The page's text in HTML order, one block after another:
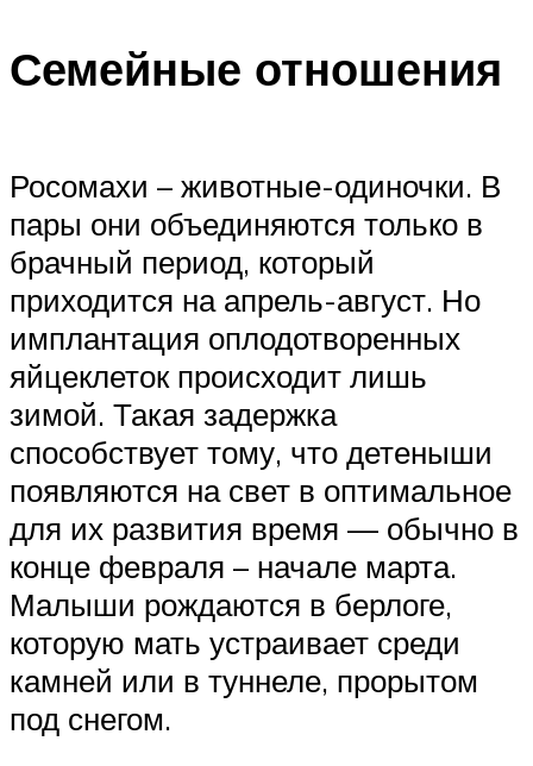
Семейные отношения
Росомахи – животные-одиночки. В
пары они объединяются только в
брачный период, который
приходится на апрель-август. Но
имплантация оплодотворенных
яйцеклеток происходит лишь
зимой. Такая задержка
способствует тому, что детеныши
появляются на свет в оптимальное
для их развития время — обычно в
конце февраля – начале марта.
Малыши рождаются в берлоге,
которую мать устраивает среди
камней или в туннеле, прорытом
под снегом.